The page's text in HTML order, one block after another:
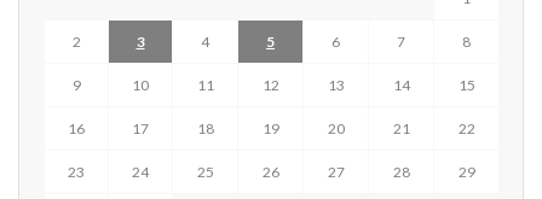
2 3 4 5 6 7 8
9 10 11 12 13 14 15
16 17 18 19 20 21 22
23 24 25 26 27 28 29